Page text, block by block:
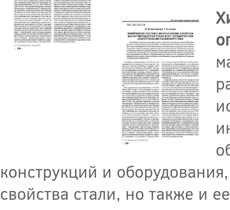
конструкций и
свойства стали, но также и